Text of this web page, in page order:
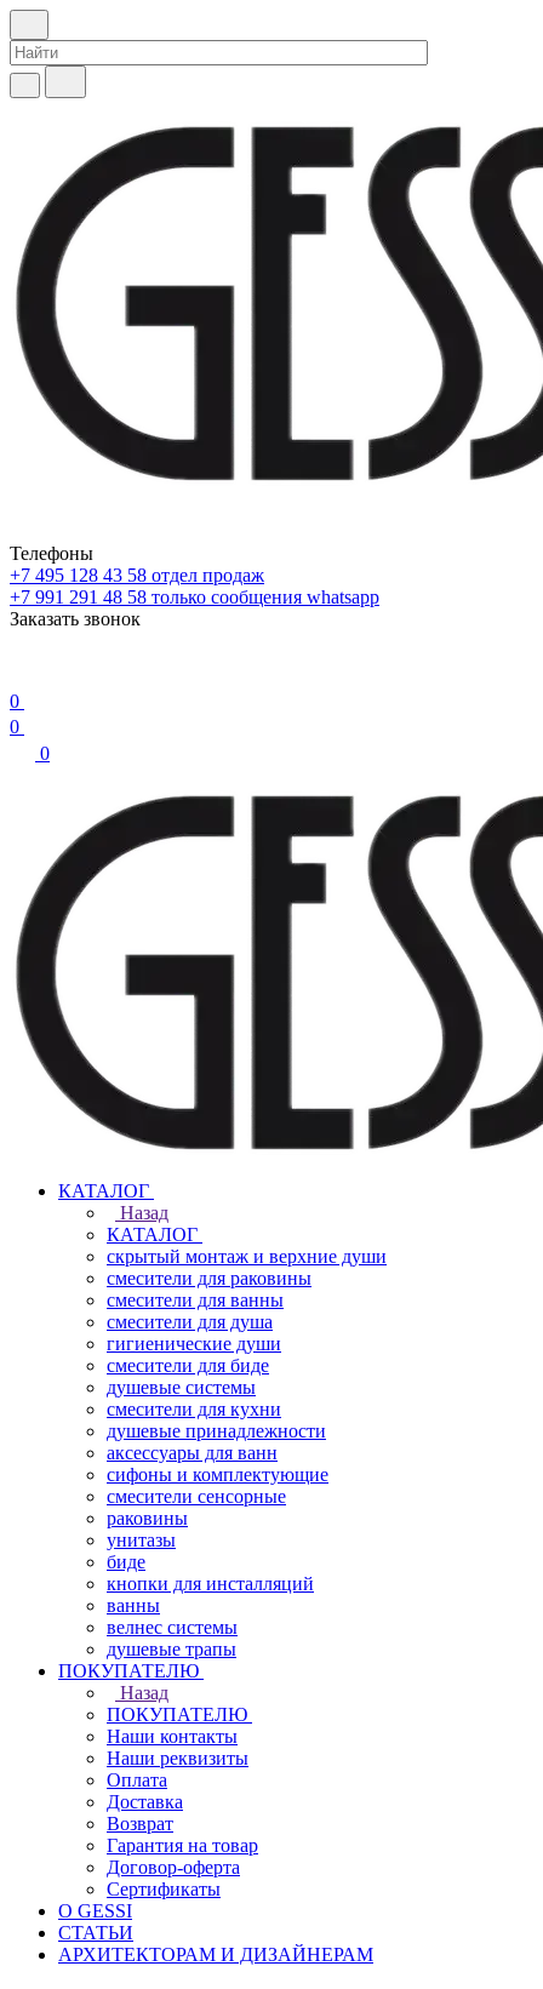
Телефоны
+7 495 128 43 58 отдел продаж
+7 991 291 48 58 только сообщения whatsapp
Заказать звонок
0
0
0
КАТАЛОГ
Назад
КАТАЛОГ
скрытый монтаж и верхние души
смесители для раковины
смесители для ванны
смесители для душа
гигиенические души
смесители для биде
душевые системы
смесители для кухни
душевые принадлежности
аксессуары для ванн
сифоны и комплектующие
смесители сенсорные
раковины
унитазы
биде
кнопки для инсталляций
ванны
велнес системы
душевые трапы
ПОКУПАТЕЛЮ
Назад
ПОКУПАТЕЛЮ
Наши контакты
Наши реквизиты
Оплата
Доставка
Возврат
Гарантия на товар
Договор-оферта
Сертификаты
О GESSI
СТАТЬИ
АРХИТЕКТОРАМ И ДИЗАЙНЕРАМ